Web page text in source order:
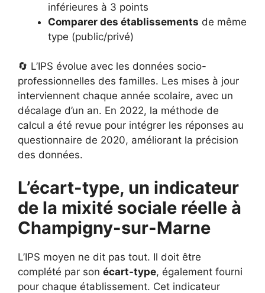
inférieures à 3 points
Comparer des établissements de même
type (public/privé)
🔄 L’IPS évolue avec les données socio-
professionnelles des familles. Les mises à jour
interviennent chaque année scolaire, avec un
décalage d’un an. En 2022, la méthode de
calcul a été revue pour intégrer les réponses au
questionnaire de 2020, améliorant la précision
des données.
L’écart-type, un indicateur
de la mixité sociale réelle à
Champigny-sur-Marne
L’IPS moyen ne dit pas tout. Il doit être
complété par son écart-type, également fourni
pour chaque établissement. Cet indicateur